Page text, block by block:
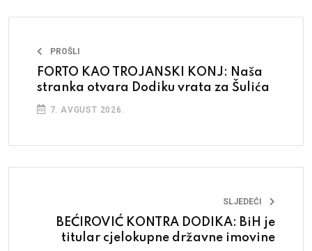
PROŠLI
FORTO KAO TROJANSKI KONJ: Naša
stranka otvara Dodiku vrata za Šulića
7. AVGUST 2026.
SLJEDEĆI
BEĆIROVIĆ KONTRA DODIKA: BiH je
titular cjelokupne državne imovine